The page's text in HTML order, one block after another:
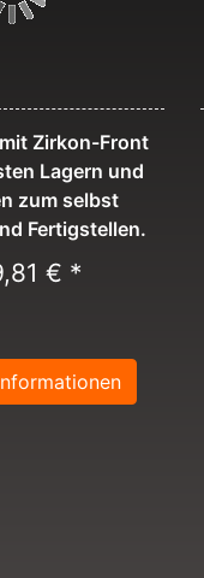
Zirkon-Front
Lagern und
zum selbst
Fertigstellen.
€ *